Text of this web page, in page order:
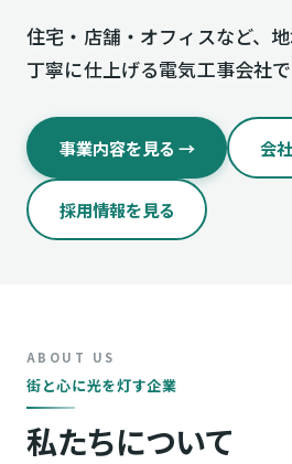
住宅・店舗・オフィスなど、地
丁寧に仕上げる電気工事会社で
事業内容を見る 会
採用情報を見る
街と心に光を灯す企業
私たちについて